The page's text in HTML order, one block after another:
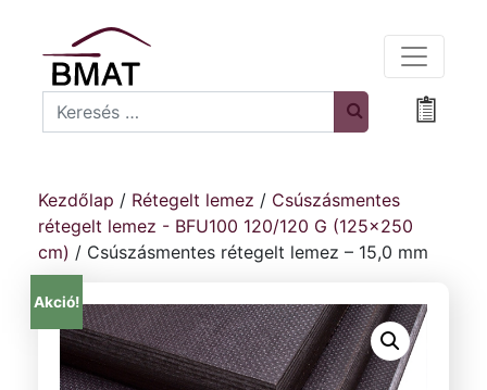
Search
Kezdőlap / Rétegelt lemez / Csúszásmentes
rétegelt lemez - BFU100 120/120 G (125x250
cm) / Csúszásmentes rétegelt lemez – 15,0 mm
Akció!